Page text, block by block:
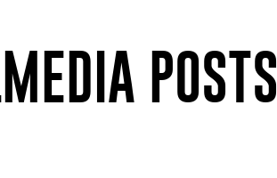
POSTS